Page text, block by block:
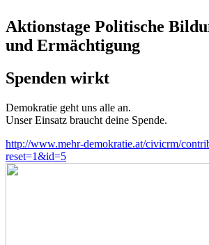
Aktionstage Politische
und Ermächtigung
Spenden wirkt
Demokratie geht uns alle an.
Unser Einsatz braucht deine Spende.
http://www.mehr-demokratie.at/civicrm/
reset=1&id=5